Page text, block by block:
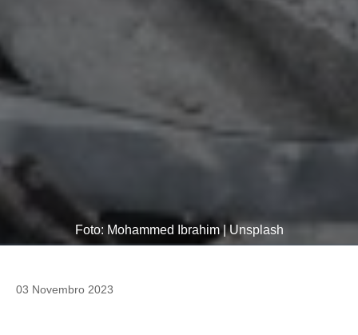
Foto: Mohammed Ibrahim | Unsplash
03 Novembro 2023